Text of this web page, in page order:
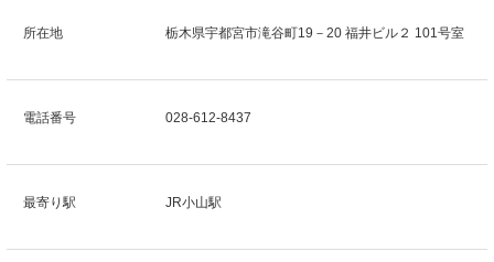
所在地 栃木県宇都宮市滝谷町19－20 福井ビル２ 101号室
電話番号 028-612-8437
最寄り駅 JR小山駅